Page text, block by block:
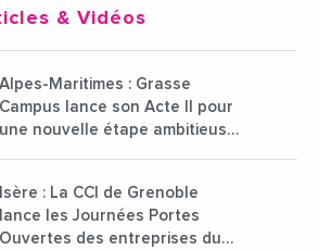
& Vidéos
Alpes-Maritimes : Grasse
Campus lance son Acte II pour
une nouvelle étape ambitieuse
Isère : La CCI de Grenoble
lance les Journées Portes
Ouvertes des entreprises du